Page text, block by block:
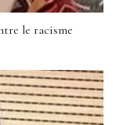
le racisme